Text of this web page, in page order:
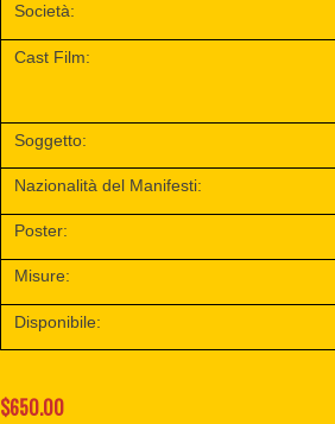
Società:
Cast Film:
Soggetto:
Nazionalità del Manifesti:
Poster:
Misure:
Disponibile:
$650.00